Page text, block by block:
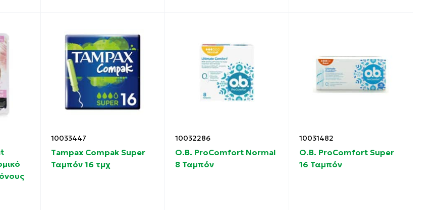
10033447
Tampax Compak Super
Ταμπόν 16 τμχ
10032286
O.B. ProComfort Normal
8 Ταμπόν
10031482
O.B. ProComfort Super
16 Ταμπόν